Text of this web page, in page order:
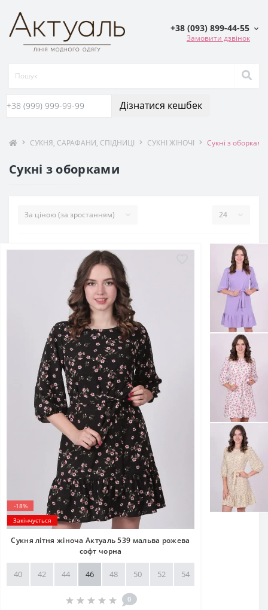
+38 (093) 899-44-55
Замовити дзвінок
Дізнатися кешбек
СУКНЯ, САРАФАНИ, СПIДНИЦI СУКНІ ЖІНОЧІ Сукні з оборками
Сукні з оборками
-18%
Закінчується
Сукня літня жіноча Актуаль 539 мальва рожева
софт чорна
40 42 44 46 48 50 52 54
0